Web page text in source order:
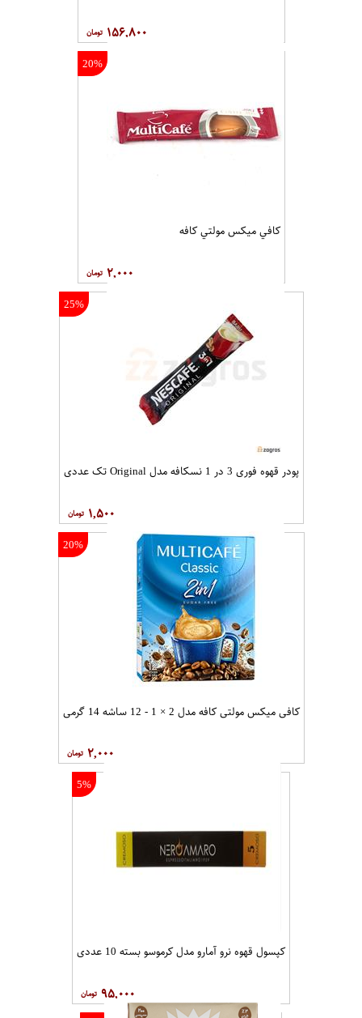
۱۵۶,۸۰۰
20%
کافي ميکس مولتي کافه
۲,۰۰۰
25%
پودر قهوه فوری 3 در 1 نسکافه مدل Original تک عددی
۱,۵۰۰
20%
کافی میکس مولتی کافه مدل 2 × 1 - 12 ساشه 14 گرمی
۲,۰۰۰
5%
کپسول قهوه نرو آمارو مدل کرموسو بسته 10 عددی
۹۵,۰۰۰